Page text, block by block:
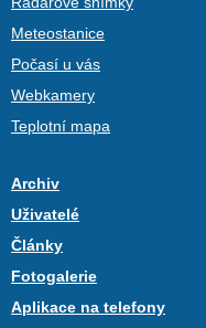
Meteostanice
Počasí u vás
Webkamery
Teplotní mapa
Archiv
Uživatelé
Články
Fotogalerie
Aplikace na telefony